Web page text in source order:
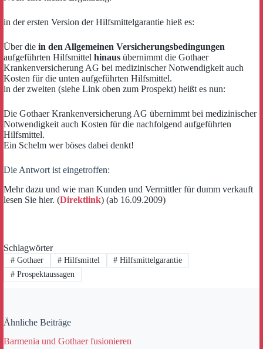
in der ersten Version der Hilfsmittelgarantie hieß es:
Über die in den Allgemeinen Versicherungsbedingungen
aufgeführten Hilfsmittel hinaus übernimmt die Gothaer
Krankenversicherung AG bei medizinischer Notwendigkeit auch
Kosten für die unten aufgeführten Hilfsmittel.
in der zweiten (siehe Link oben zum Prospekt) heißt es nun:
Die Gothaer Krankenversicherung AG übernimmt bei medizinischer
Notwendigkeit auch Kosten für die nachfolgend aufgeführten
Hilfsmittel.
Ein Schelm wer böses dabei denkt!
Die Antwort ist eingetroffen:
Mehr dazu und wie man Kunden und Vermittler für dumm verkauft
lesen Sie hier. (Direktlink) (ab 16.09.2009)
Schlagwörter
#Gothaer #Hilfsmittel # Hilfsmittelgarantie
#Prospektaussagen
Ähnliche Beiträge
Barmenia und Gothaer fusionieren